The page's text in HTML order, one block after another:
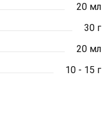
20 мл
30 г
20 мл
10 - 15 г